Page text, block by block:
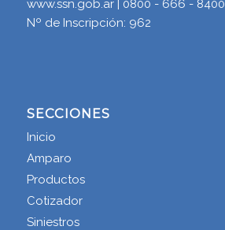
www.ssn.gob.ar | 0800 - 666 - 8400
Nº de Inscripción: 962
SECCIONES
Inicio
Amparo
Productos
Cotizador
Siniestros